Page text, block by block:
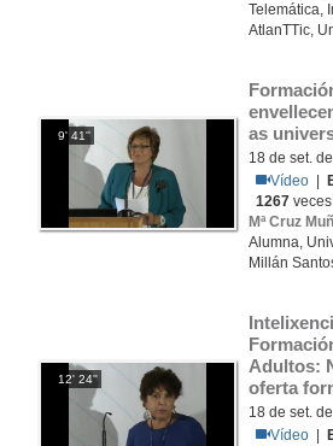
Telemática,
AtlanTTic,
9' 41''
as
18 de set.
Vídeo
1267 veces
Mª Cruz
Alumna,
Millán
12' 24''
Adultos:
oferta
18 de set.
Vídeo